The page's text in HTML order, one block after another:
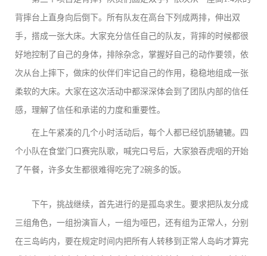
背摔台上直身向后倒下。所有队友在高台下列成两排，伸出双
手，搭成一张大床。大家充分信任自己的队友，背摔的时候都很
好地控制了自己的身体，排除杂念，掌握好自己的动作要领，依
次从台上摔下，做床的伙伴们牢记自己的作用，稳稳地组成一张
柔软的大床。大家在这次活动中都深深体会到了团队内部的信任
感，理解了信任和承诺的力度和重要性。
在上午紧凑的几个小时活动后，每个人都已经饥肠辘辘。四
个小队在食堂门口赛完队歌，喊完口号后，大家狼吞虎咽的开始
了午餐，许多女生都很难得吃完了2碗多的饭。
下午，挑战继续，首先进行的是孤岛求生。要求把队友分成
三组角色，一组扮演盲人，一组为哑巴，还有组为正常人，分别
在三岛屿内，要在规定时间内把所有人转移到正常人岛屿才算完